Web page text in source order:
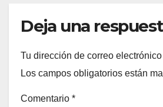
Deja una
Tu dirección de correo
Los campos obligatorios están
Comentario *